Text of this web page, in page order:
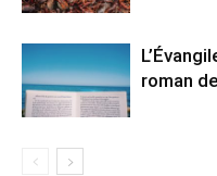
roman